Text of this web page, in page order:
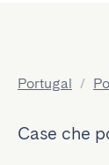
Portugal /
Case che